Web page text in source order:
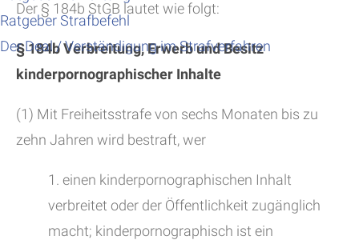
Ratgeber Strafbefehl
Der Deal / Verständigung im Strafverfahren
Der § 184b StGB lautet wie folgt:
§ 184b Verbreitung, Erwerb und Besitz
kinderpornographischer Inhalte
(1) Mit Freiheitsstrafe von sechs Monaten bis zu
zehn Jahren wird bestraft, wer
1. einen kinderpornographischen Inhalt
verbreitet oder der Öffentlichkeit zugänglich
macht; kinderpornographisch ist ein